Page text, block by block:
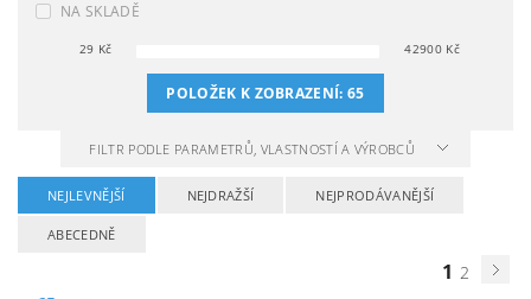
NA SKLADĚ
29 Kč 42900Kč
POLOŽEK K ZOBRAZENÍ:65
FILTR PODLE PARAMETRŮ, VLASTNOSTÍ A VÝROBCŮ
NEJLEVNĚJŠÍ NEJDRAŽŠÍ NEJPRODÁVANĚJŠÍ
ABECEDNĚ
1 2